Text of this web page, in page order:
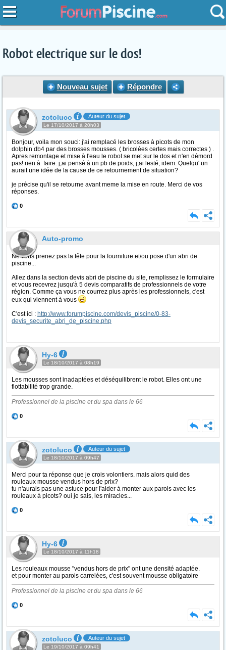
Robot electrique sur le dos!
Nouveau sujet Répondre
zotoluco Auteur du sujet
Le 17/10/2017 à 20h03
Bonjour, voila mon souci: j'ai remplacé les brosses à picots de mon
dolphin db4 par des brosses mousses. ( bricolées certes mais correctes ) .
Apres remontage et mise à l'eau le robot se met sur le dos et n'en démord
pas! rien à faire. j;ai pensé à un pb de poids, j;ai lesté, idem. Quelqu' un
aurait une idée de la cause de ce retournement de situation?
je précise qu'il se retourne avant meme la mise en route. Merci de vos
réponses.
0
Auto-promo
Ne vous prenez pas la tête pour la fourniture et/ou pose d'un abri de
piscine...
Allez dans la section devis abri de piscine du site, remplissez le formulaire
et vous recevrez jusqu'à 5 devis comparatifs de professionnels de votre
région. Comme ça vous ne courrez plus après les professionnels, c'est
eux qui viennent à vous
C'est ici : http://www.forumpiscine.com/devis_piscine/0-83-
devis_securite_abri_de_piscine.php
Hy-6
Le 18/10/2017 à 08h19
Les mousses sont inadaptées et déséquilibrent le robot. Elles ont une
flottabilité trop grande.
Professionnel de la piscine et du spa dans le 66
0
zotoluco Auteur du sujet
Le 18/10/2017 à 09h47
Merci pour ta réponse que je crois volontiers. mais alors quid des
rouleaux mousse vendus hors de prix?
tu n'aurais pas une astuce pour l'aider à monter aux parois avec les
rouleaux à picots? oui je sais, les miracles...
0
Hy-6
Le 18/10/2017 à 11h18
Les rouleaux mousse "vendus hors de prix" ont une densité adaptée.
et pour monter au parois carrelées, c'est souvent mousse obligatoire
Professionnel de la piscine et du spa dans le 66
0
zotoluco Auteur du sujet
Le 19/10/2017 à 09h41